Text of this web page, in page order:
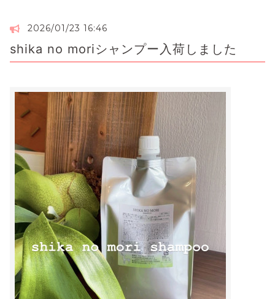
2026/01/23 16:46
shika no moriシャンプー入荷しました